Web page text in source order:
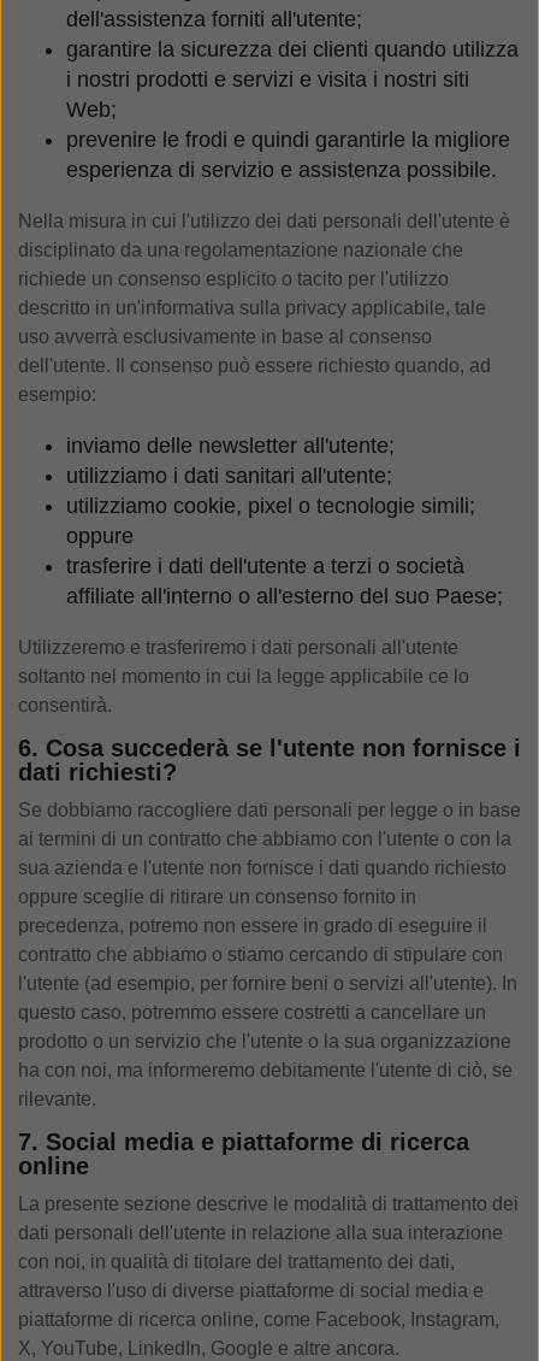
dell'assistenza forniti all'utente;
garantire la sicurezza dei clienti quando utilizza
i nostri prodotti e servizi e visita i nostri siti
Web;
prevenire le frodi e quindi garantirle la migliore
esperienza di servizio e assistenza possibile.
Nella misura in cui l'utilizzo dei dati personali dell'utente è
disciplinato da una regolamentazione nazionale che
richiede un consenso esplicito o tacito per l'utilizzo
descritto in un'informativa sulla privacy applicabile, tale
uso avverrà esclusivamente in base al consenso
dell'utente. Il consenso può essere richiesto quando, ad
esempio:
inviamo delle newsletter all'utente;
utilizziamo i dati sanitari all'utente;
utilizziamo cookie, pixel o tecnologie simili;
oppure
trasferire i dati dell'utente a terzi o società
affiliate all'interno o all'esterno del suo Paese;
Utilizzeremo e trasferiremo i dati personali all'utente
soltanto nel momento in cui la legge applicabile ce lo
consentirà.
6. Cosa succederà se l'utente non fornisce i
dati richiesti?
Se dobbiamo raccogliere dati personali per legge o in base
ai termini di un contratto che abbiamo con l'utente o con la
sua azienda e l'utente non fornisce i dati quando richiesto
oppure sceglie di ritirare un consenso fornito in
precedenza, potremo non essere in grado di eseguire il
contratto che abbiamo o stiamo cercando di stipulare con
l'utente (ad esempio, per fornire beni o servizi all'utente). In
questo caso, potremmo essere costretti a cancellare un
prodotto o un servizio che l'utente o la sua organizzazione
ha con noi, ma informeremo debitamente l'utente di ciò, se
rilevante.
7. Social media e piattaforme di ricerca
online
La presente sezione descrive le modalità di trattamento dei
dati personali dell'utente in relazione alla sua interazione
con noi, in qualità di titolare del trattamento dei dati,
attraverso l'uso di diverse piattaforme di social media e
piattaforme di ricerca online, come Facebook, Instagram,
X, YouTube, LinkedIn, Google e altre ancora.